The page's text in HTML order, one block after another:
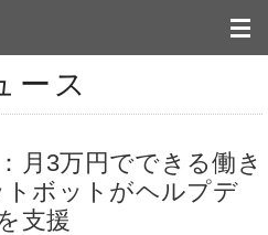
ース
月3万円でできる働き
ボットがヘルプデ
支援